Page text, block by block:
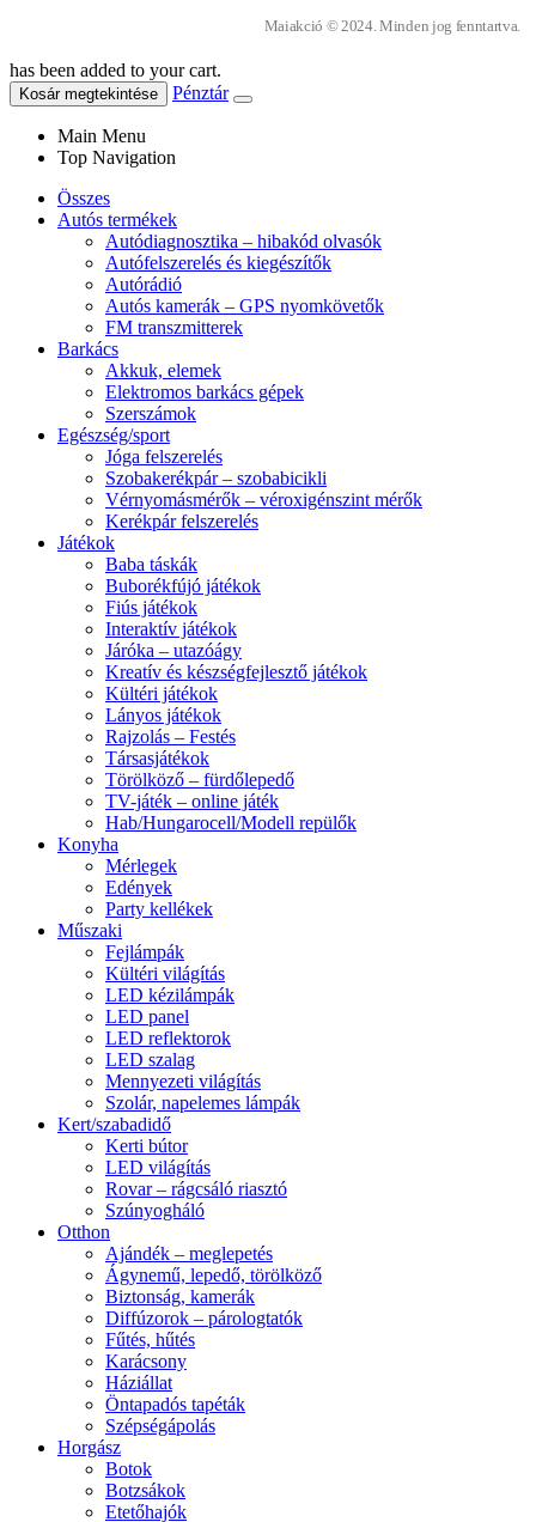
Maiakció © 2024. Minden jog fenntartva.
has been added to your cart.
Kosár megtekintése Pénztár
Main Menu
Top Navigation
Összes
Autós termékek
Autódiagnosztika – hibakód olvasók
Autófelszerelés és kiegészítők
Autórádió
Autós kamerák – GPS nyomkövetők
FM transzmitterek
Barkács
Akkuk, elemek
Elektromos barkács gépek
Szerszámok
Egészség/sport
Jóga felszerelés
Szobakerékpár – szobabicikli
Vérnyomásmérők – véroxigénszint mérők
Kerékpár felszerelés
Játékok
Baba táskák
Buborékfújó játékok
Fiús játékok
Interaktív játékok
Járóka – utazóágy
Kreatív és készségfejlesztő játékok
Kültéri játékok
Lányos játékok
Rajzolás – Festés
Társasjátékok
Törölköző – fürdőlepedő
TV-játék – online játék
Hab/Hungarocell/Modell repülők
Konyha
Mérlegek
Edények
Party kellékek
Műszaki
Fejlámpák
Kültéri világítás
LED kézilámpák
LED panel
LED reflektorok
LED szalag
Mennyezeti világítás
Szolár, napelemes lámpák
Kert/szabadidő
Kerti bútor
LED világítás
Rovar – rágcsáló riasztó
Szúnyogháló
Otthon
Ajándék – meglepetés
Ágynemű, lepedő, törölköző
Biztonság, kamerák
Diffúzorok – párologtatók
Fűtés, hűtés
Karácsony
Háziállat
Öntapadós tapéták
Szépségápolás
Horgász
Botok
Botzsákok
Etetőhajók